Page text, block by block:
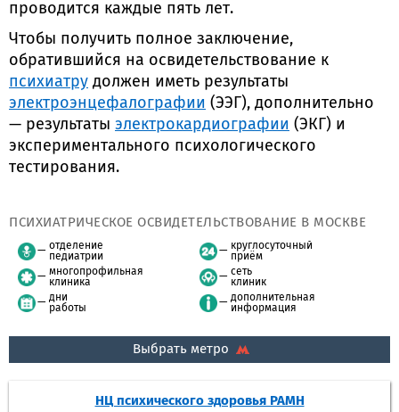
проводится каждые пять лет.
Чтобы получить полное заключение,
обратившийся на освидетельствование к
психиатру должен иметь результаты
электроэнцефалографии (ЭЭГ), дополнительно
— результаты электрокардиографии (ЭКГ) и
экспериментального психологического
тестирования.
ПСИХИАТРИЧЕСКОЕ ОСВИДЕТЕЛЬСТВОВАНИЕ В МОСКВЕ
отделение
педиатрии
многопрофильная
клиника
дни
работы
круглосуточный
приём
сеть
клиник
дополнительная
информация
Выбрать метро
НЦ психического здоровья РАМН